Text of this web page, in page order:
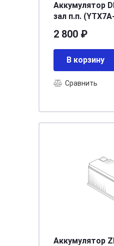
Аккумулятор
зал п.п.
2 800 ₽
В корзину
Сравнить
Аккумулятор